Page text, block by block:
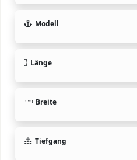
Modell
Länge
Breite
Tiefgang